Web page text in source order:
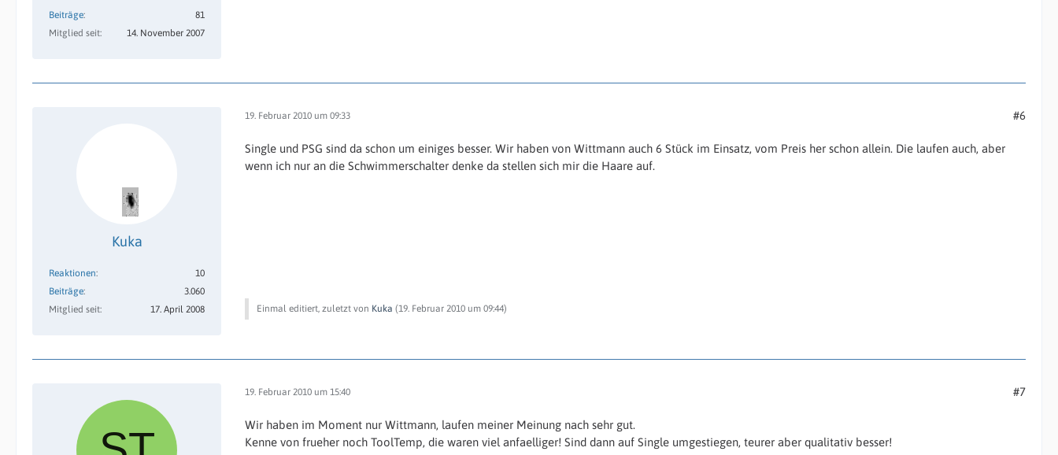
Beiträge
81
Mitglied seit
14. November 2007
Kuka
Reaktionen
10
Beiträge
3.060
Mitglied seit
17. April 2008
19. Februar 2010 um 09:33 #6
Single und PSG sind da schon um einiges besser. Wir haben von Wittmann auch 6 Stück im Einsatz, vom Preis her schon allein. Die laufen auch, aber
wenn ich nur an die Schwimmerschalter denke da stellen sich mir die Haare auf.
Einmal editiert, zuletzt von Kuka (19. Februar 2010 um 09:44)
19. Februar 2010 um 15:40 #7
Wir haben im Moment nur Wittmann, laufen meiner Meinung nach sehr gut.
Kenne von frueher noch ToolTemp, die waren viel anfaelliger! Sind dann auf Single umgestiegen, teurer aber qualitativ besser!